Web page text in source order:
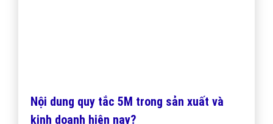
Nội dung quy tắc 5M trong sản xuất và
kinh doanh hiện nay?